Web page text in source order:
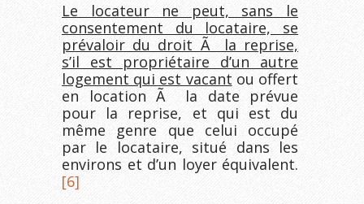
Le locateur ne peut, sans le
consentement du locataire, se
prévaloir du droit Ã la reprise,
s’il est propriétaire d’un autre
logement qui est vacant ou offert
en location Ã la date prévue
pour la reprise, et qui est du
même genre que celui occupé
par le locataire, situé dans les
environs et d’un loyer équivalent.
[6]